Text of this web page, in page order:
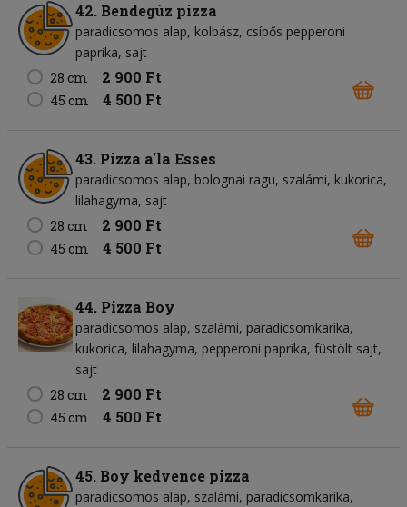
42. Bendegúz pizza
paradicsomos alap kolbász csípős pepperoni
paprika sajt
28 cm
2 900 Ft
45 cm 4 500 Ft
43. Pizza a'la Esses
paradicsomos alap bolognai ragu szalámi kukorica
lilahagyma sajt
28 cm
2 900 Ft
45 cm 4 500 Ft
44. Pizza Boy
paradicsomos alap szalámi paradicsomkarika
kukorica lilahagyma pepperoni paprika füstölt sajt
sajt
28 cm
2 900 Ft
45 cm 4 500 Ft
45. Boy kedvence pizza
paradicsomos alap szalámi paradicsomkarika